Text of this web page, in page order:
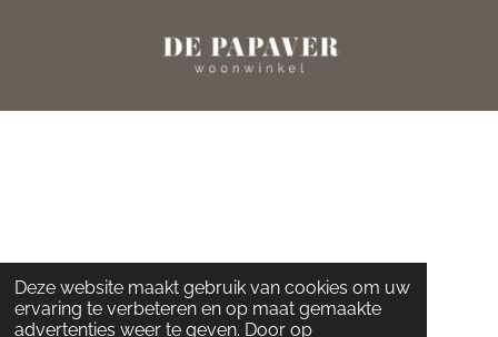
Deze website maakt gebruik van cookies om uw
ervaring te verbeteren en op maat gemaakte
advertenties weer te geven. Door op